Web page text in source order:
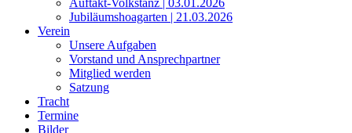
Auftakt-Volkstanz | 03.01.2026
Jubiläumshoagarten | 21.03.2026
Verein
Unsere Aufgaben
Vorstand und Ansprechpartner
Mitglied werden
Satzung
Tracht
Termine
Bilder